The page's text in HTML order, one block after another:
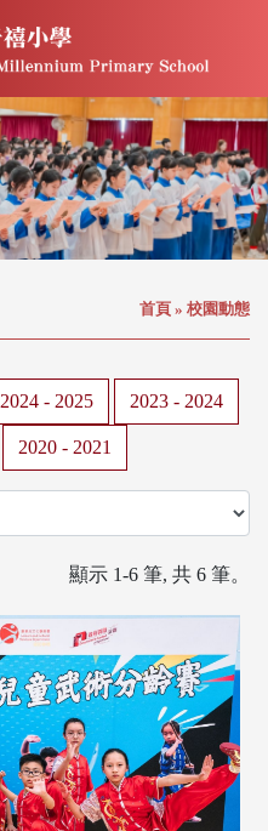
首頁 » 校園動態
2024 - 2025 2023 - 2024
2020 - 2021
顯示 1-6 筆, 共 6 筆。